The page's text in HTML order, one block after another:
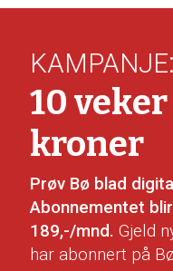
KAMPANJE:
10
kroner
Prøv Bø blad
Abonnementet
189,-/mnd.Gjeld
har abonnert på